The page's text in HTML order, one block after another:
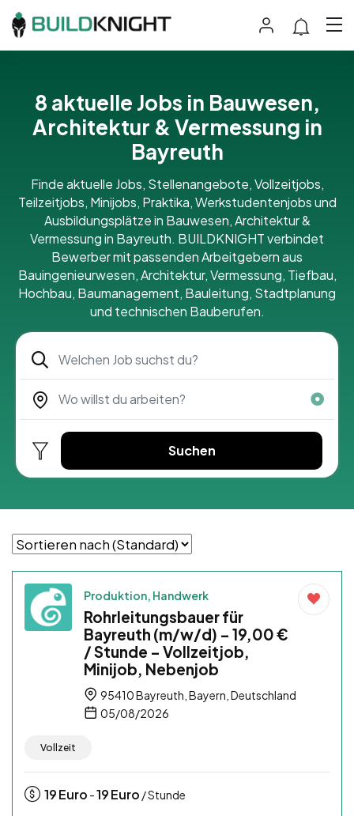
8 aktuelle Jobs in Bauwesen,
Architektur & Vermessung in
Bayreuth
Finde aktuelle Jobs, Stellenangebote, Vollzeitjobs,
Teilzeitjobs, Minijobs, Praktika, Werkstudentenjobs und
Ausbildungsplätze in Bauwesen, Architektur &
Vermessung in Bayreuth. BUILDKNIGHT verbindet
Bewerber mit passenden Arbeitgebern aus
Bauingenieurwesen, Architektur, Vermessung, Tiefbau,
Hochbau, Baumanagement, Bauleitung, Stadtplanung
und technischen Bauberufen.
Suchen
Produktion, Handwerk
Rohrleitungsbauer für
Bayreuth (m/w/d) – 19,00 €
/ Stunde – Vollzeitjob,
Minijob, Nebenjob
95410 Bayreuth, Bayern, Deutschland
05/08/2026
Vollzeit
19Euro -19Euro / Stunde